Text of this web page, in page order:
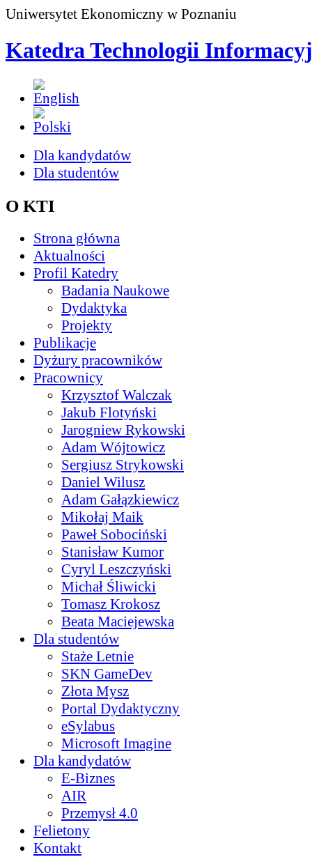
Uniwersytet Ekonomiczny w Poznaniu
Katedra Technologii
Dla kandydatów
Dla studentów
O KTI
Strona główna
Aktualności
Profil Katedry
Badania Naukowe
Dydaktyka
Projekty
Publikacje
Dyżury pracowników
Pracownicy
Krzysztof Walczak
Jakub Flotyński
Jarogniew Rykowski
Adam Wójtowicz
Sergiusz Strykowski
Daniel Wilusz
Adam Gałązkiewicz
Mikołaj Maik
Paweł Sobociński
Stanisław Kumor
Cyryl Leszczyński
Michał Śliwicki
Tomasz Krokosz
Beata Maciejewska
Dla studentów
Staże Letnie
SKN GameDev
Złota Mysz
Portal Dydaktyczny
eSylabus
Microsoft Imagine
Dla kandydatów
E-Biznes
AIR
Przemysł 4.0
Felietony
Kontakt